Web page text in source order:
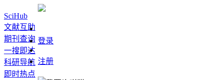
SciHub
文献互助
期刊查询
一搜即达
科研导航
即时热点
登录
注册